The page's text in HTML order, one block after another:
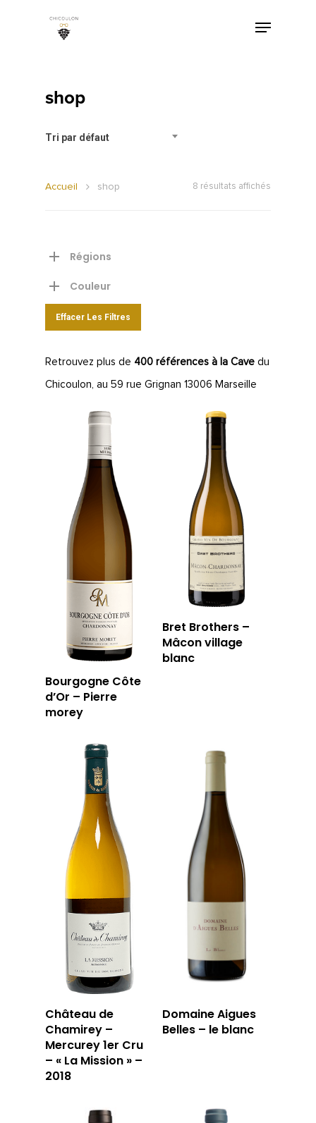
shop
Tri par défaut
8 résultats affichés
Accueil shop
Régions
Couleur
Effacer Les Filtres
Retrouvez plus de 400 références à la Cave du
Chicoulon, au 59 rue Grignan 13006 Marseille
Bourgogne Côte
d’Or – Pierre
morey
Bret Brothers –
Mâcon village
blanc
Château de
Chamirey –
Mercurey 1er Cru
– « La Mission » –
2018
Domaine Aigues
Belles – le blanc